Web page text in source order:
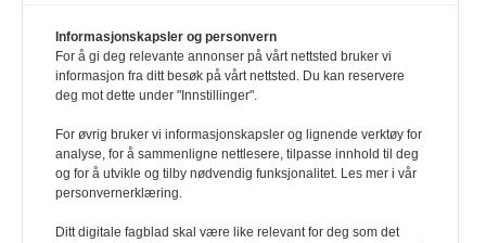
1. august 2026
Ville ha tilsvart verdens trettende største land i folketall. For å lese
denne må du ha abonnement Logg inn her Ny abonnent? Velg
også egne abonnementer for biblioteker og bedrifter.
Redaksjonen
Informasjonskapsler og personvern
For å gi deg relevante annonser på vårt nettsted bruker vi
informasjon fra ditt besøk på vårt nettsted. Du kan reservere
deg mot dette under "Innstillinger".
For øvrig bruker vi informasjonskapsler og lignende verktøy for
analyse, for å sammenligne nettlesere, tilpasse innhold til deg
og for å utvikle og tilby nødvendig funksjonalitet. Les mer i vår
personvernerklæring.
Ditt digitale fagblad skal være like relevant for deg som det